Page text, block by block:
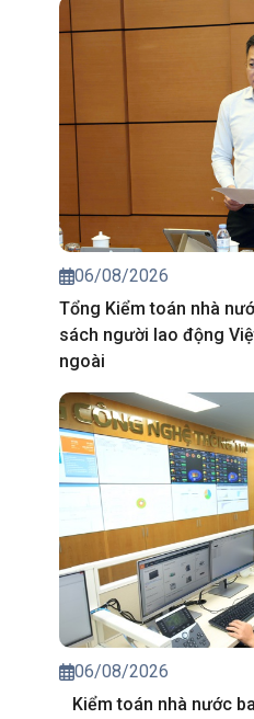
06/08/2026
Tổng Kiểm toán nhà
sách người lao động
ngoài
06/08/2026
Kiểm toán nhà nước